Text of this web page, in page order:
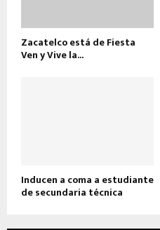
Zacatelco está de Fiesta
Ven y Vive la...
Inducen a coma a estudiante
de secundaria técnica